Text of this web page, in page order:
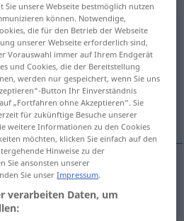
anklicken/antippen)
Sie unsere Webseite bestmöglich nutzen
können. Notwendige,
die für den Betrieb der Webseite
unserer Webseite erforderlich sind,
Vorauswahl immer auf Ihrem Endgerät
und Cookies, die der Bereitstellung
werden nur gespeichert, wenn Sie uns
Button Ihr Einverständnis
„Fortfahren ohne Akzeptieren“. Sie
für zukünftige Besuche unserer
weitere Informationen zu den Cookies
möchten, klicken Sie einfach auf den
Hinweise zu der
Sie ansonsten unserer
Sie unserImpressum.
verarbeiten Daten, um